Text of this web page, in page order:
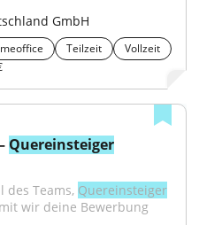
GmbH
Teilzeit
Vollzeit
Quereinsteiger
des Teams, Quereinsteiger
wir deine Bewerbung